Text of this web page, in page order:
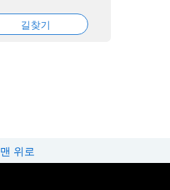
길찾기
맨 위로